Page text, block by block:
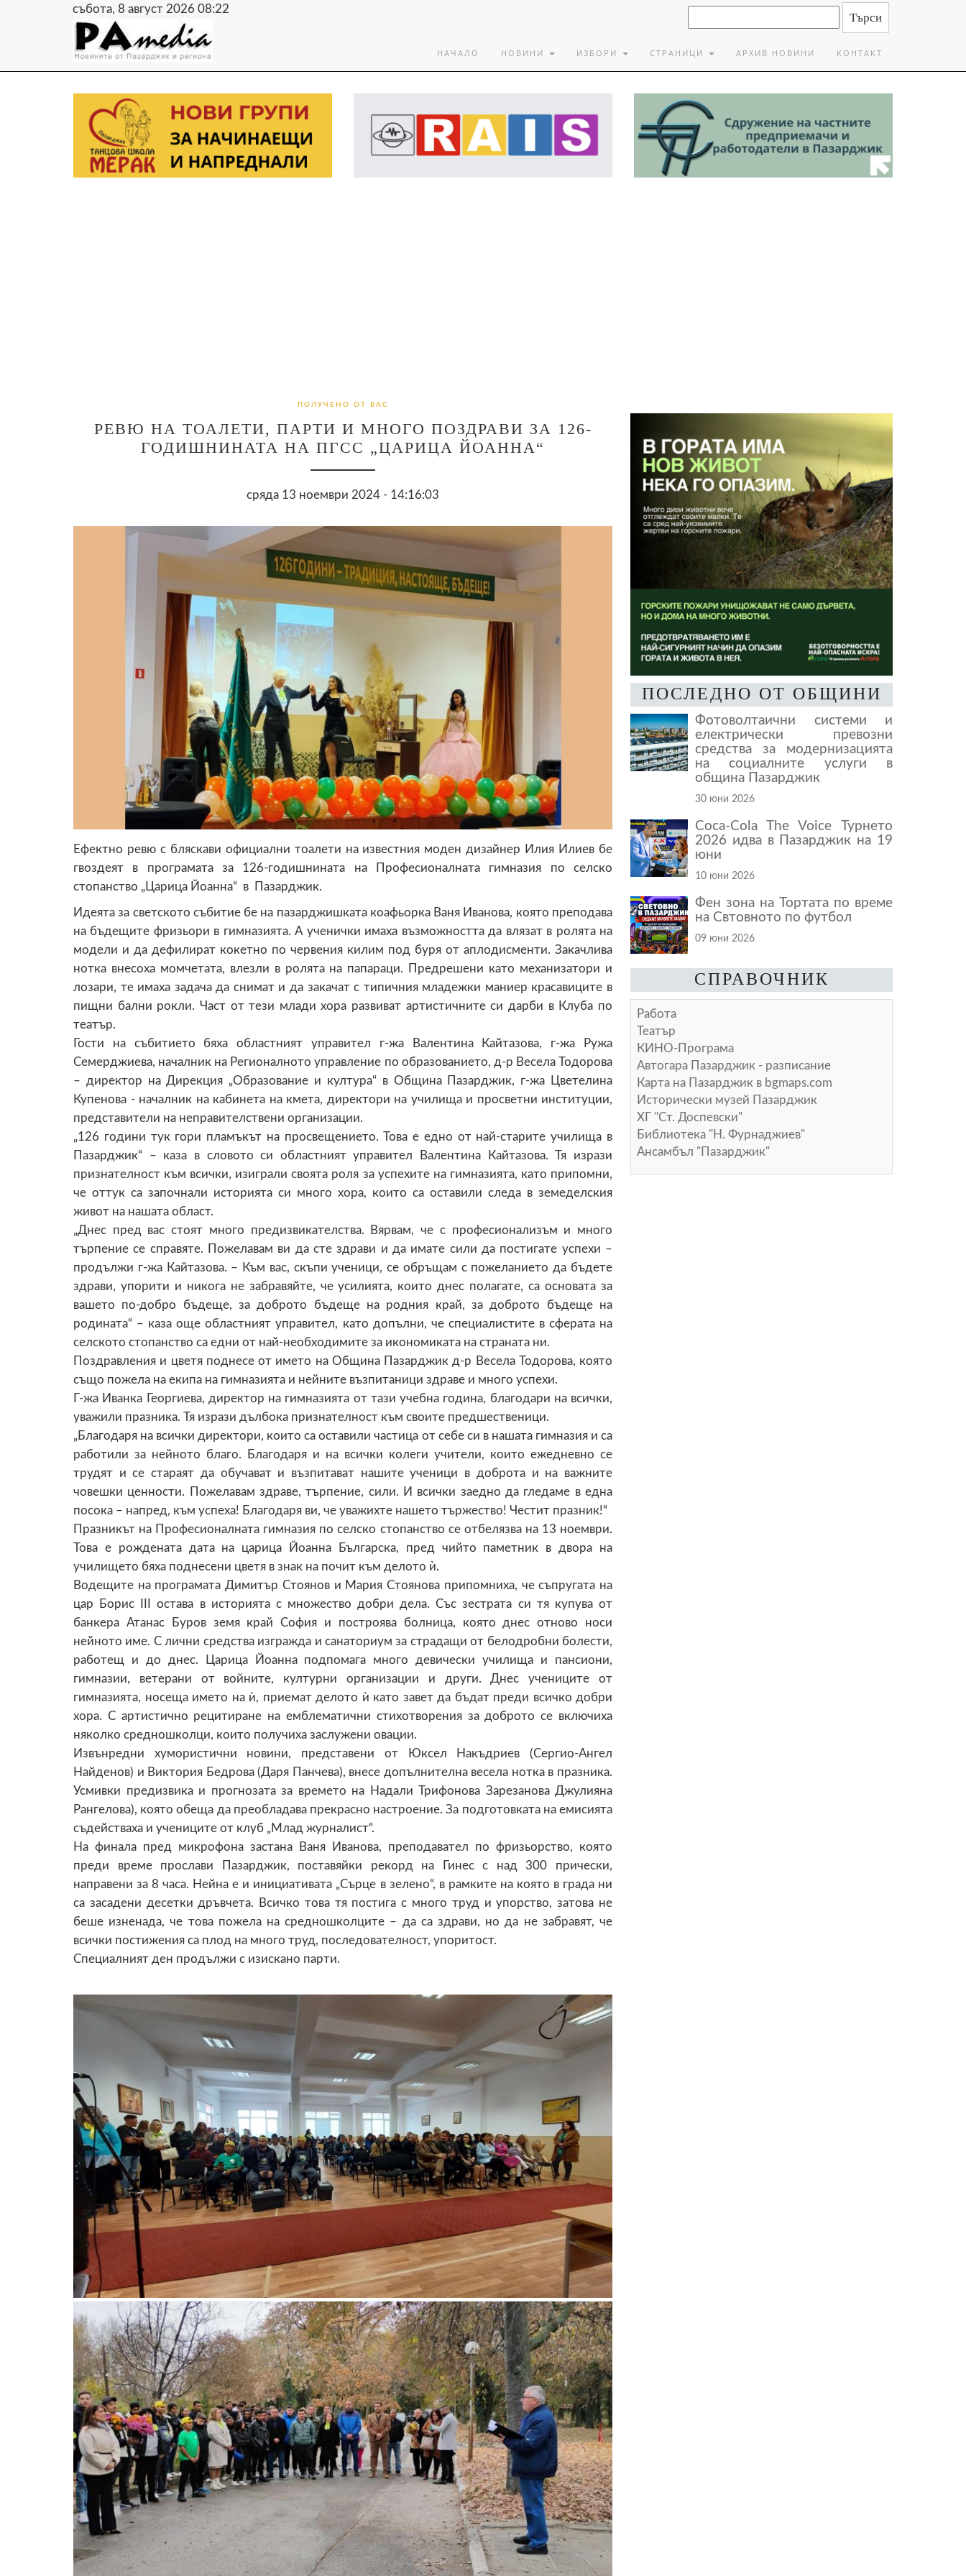
събота, 8 август 2026 08:22
НАЧАЛО НОВИНИ ИЗБОРИ СТРАНИЦИ АРХИВ НОВИНИ КОНТАКТ
ПОЛУЧЕНО ОТ ВАС
РЕВЮ НА ТОАЛЕТИ, ПАРТИ И МНОГО ПОЗДРАВИ ЗА 126-
ГОДИШНИНАТА НА ПГСС „ЦАРИЦА ЙОАННА“
сряда 13 ноември 2024 - 14:16:03
Ефектно ревю с бляскави официални тоалети на известния моден дизайнер Илия Илиев бе
гвоздеят в програмата за 126-годишнината на Професионалната гимназия по селско
стопанство „Царица Йоанна“ в Пазарджик.
Идеята за светското събитие бе на пазарджишката коафьорка Ваня Иванова, която преподава
на бъдещите фризьори в гимназията. А ученички имаха възможността да влязат в ролята на
модели и да дефилират кокетно по червения килим под буря от аплодисменти. Закачлива
нотка внесоха момчетата, влезли в ролята на папараци. Предрешени като механизатори и
лозари, те имаха задача да снимат и да закачат с типичния младежки маниер красавиците в
пищни бални рокли. Част от тези млади хора развиват артистичните си дарби в Клуба по
театър.
Гости на събитието бяха областният управител г-жа Валентина Кайтазова, г-жа Ружа
Семерджиева, началник на Регионалното управление по образованието, д-р Весела Тодорова
– директор на Дирекция „Образование и култура“ в Община Пазарджик, г-жа Цветелина
Купенова - началник на кабинета на кмета, директори на училища и просветни институции,
представители на неправителствени организации.
„126 години тук гори пламъкът на просвещението. Това е едно от най-старите училища в
Пазарджик“ – каза в словото си областният управител Валентина Кайтазова. Тя изрази
признателност към всички, изиграли своята роля за успехите на гимназията, като припомни,
че оттук са започнали историята си много хора, които са оставили следа в земеделския
живот на нашата област.
„Днес пред вас стоят много предизвикателства. Вярвам, че с професионализъм и много
търпение се справяте. Пожелавам ви да сте здрави и да имате сили да постигате успехи –
продължи г-жа Кайтазова. – Към вас, скъпи ученици, се обръщам с пожеланието да бъдете
здрави, упорити и никога не забравяйте, че усилията, които днес полагате, са основата за
вашето по-добро бъдеще, за доброто бъдеще на родния край, за доброто бъдеще на
родината“ – каза още областният управител, като допълни, че специалистите в сферата на
селското стопанство са едни от най-необходимите за икономиката на страната ни.
Поздравления и цветя поднесе от името на Община Пазарджик д-р Весела Тодорова, която
също пожела на екипа на гимназията и нейните възпитаници здраве и много успехи.
Г-жа Иванка Георгиева, директор на гимназията от тази учебна година, благодари на всички,
уважили празника. Тя изрази дълбока признателност към своите предшественици.
„Благодаря на всички директори, които са оставили частица от себе си в нашата гимназия и са
работили за нейното благо. Благодаря и на всички колеги учители, които ежедневно се
трудят и се стараят да обучават и възпитават нашите ученици в доброта и на важните
човешки ценности. Пожелавам здраве, търпение, сили. И всички заедно да гледаме в една
посока – напред, към успеха! Благодаря ви, че уважихте нашето тържество! Честит празник!“
Празникът на Професионалната гимназия по селско стопанство се отбелязва на 13 ноември.
Това е рождената дата на царица Йоанна Българска, пред чийто паметник в двора на
училището бяха поднесени цветя в знак на почит към делото ѝ.
Водещите на програмата Димитър Стоянов и Мария Стоянова припомниха, че съпругата на
цар Борис III остава в историята с множество добри дела. Със зестрата си тя купува от
банкера Атанас Буров земя край София и построява болница, която днес отново носи
нейното име. С лични средства изгражда и санаториум за страдащи от белодробни болести,
работещ и до днес. Царица Йоанна подпомага много девически училища и пансиони,
гимназии, ветерани от войните, културни организации и други. Днес учениците от
гимназията, носеща името на ѝ, приемат делото ѝ като завет да бъдат преди всичко добри
хора. С артистично рецитиране на емблематични стихотворения за доброто се включиха
няколко средношколци, които получиха заслужени овации.
Извънредни хумористични новини, представени от Юксел Накъдриев (Сергио-Ангел
Найденов) и Виктория Бедрова (Даря Панчева), внесе допълнителна весела нотка в празника.
Усмивки предизвика и прогнозата за времето на Надали Трифонова Зарезанова Джулияна
Рангелова), която обеща да преобладава прекрасно настроение. За подготовката на емисията
съдействаха и учениците от клуб „Млад журналист“.
На финала пред микрофона застана Ваня Иванова, преподавател по фризьорство, която
преди време прослави Пазарджик, поставяйки рекорд на Гинес с над 300 прически,
направени за 8 часа. Нейна е и инициативата „Сърце в зелено“, в рамките на която в града ни
са засадени десетки дръвчета. Всичко това тя постига с много труд и упорство, затова не
беше изненада, че това пожела на средношколците – да са здрави, но да не забравят, че
всички постижения са плод на много труд, последователност, упоритост.
Специалният ден продължи с изискано парти.
ПОСЛЕДНО ОТ ОБЩИНИ
Фотоволтаични системи и
електрически превозни
средства за модернизацията
на социалните услуги в
община Пазарджик
30 юни 2026
Coca-Cola The Voice Турнето
2026 идва в Пазарджик на 19
юни
10 юни 2026
Фен зона на Тортата по време
на Свтовното по футбол
09 юни 2026
СПРАВОЧНИК
Работа
Театър
КИНО-Програма
Автогара Пазарджик - разписание
Карта на Пазарджик в bgmaps.com
Исторически музей Пазарджик
ХГ "Ст. Доспевски"
Библиотека "Н. Фурнаджиев"
Ансамбъл "Пазарджик"